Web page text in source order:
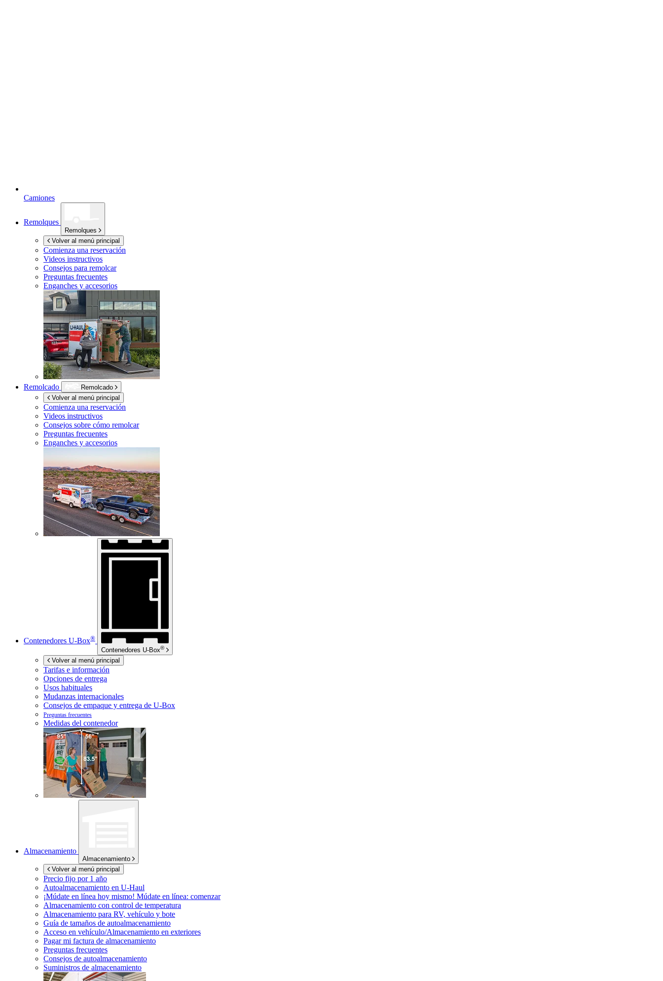
Camiones
Remolques
Remolques
Volver al menú principal
Comienza una reservación
Videos instructivos
Consejos para remolcar
Preguntas frecuentes
Enganches y accesorios
Remolcado
Remolcado
Volver al menú principal
Comienza una reservación
Videos instructivos
Consejos sobre cómo remolcar
Preguntas frecuentes
Enganches y accesorios
Contenedores U-Box®
Contenedores U-Box®
Volver al menú principal
Tarifas e información
Opciones de entrega
Usos habituales
Mudanzas internacionales
Consejos de empaque y entrega de U-Box
Preguntas frecuentes
Medidas del contenedor
Almacenamiento
Almacenamiento
Volver al menú principal
Precio fijo por 1 año
Autoalmacenamiento en U-Haul
¡Múdate en línea hoy mismo! Múdate en línea: comenzar
Almacenamiento con control de temperatura
Almacenamiento para RV, vehículo y bote
Guía de tamaños de autoalmacenamiento
Acceso en vehículo/Almacenamiento en exteriores
Pagar mi factura de almacenamiento
Preguntas frecuentes
Consejos de autoalmacenamiento
Suministros de almacenamiento